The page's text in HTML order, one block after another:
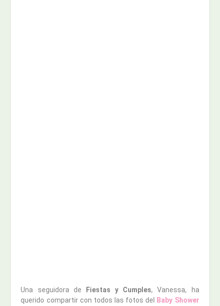
Una seguidora de Fiestas y Cumples, Vanessa, ha
querido compartir con todos las fotos del
Baby Shower